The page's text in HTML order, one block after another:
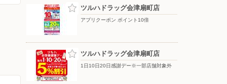
ツルハドラッグ会津扇町店
アプリクーポン ポイント10倍
ツルハドラッグ会津扇町店
1日10日20日感謝デー※一部店舗対象外